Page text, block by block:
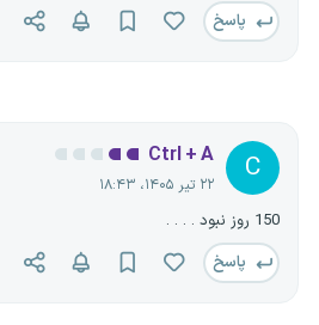
پاسخ
C
Ctrl + A
۲۲ تیر ۱۴۰۵، ۱۸:۴۳
150 روز نبود . . . .
پاسخ